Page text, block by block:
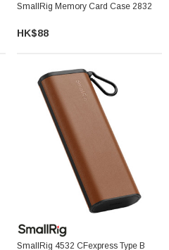
SmallRig Memory Card Case 2832
HK$88
SmallRig 4532 CFexpress Type B